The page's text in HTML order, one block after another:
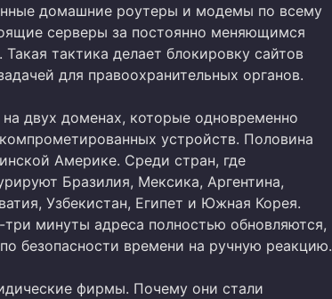
домашние роутеры и модемы по всему
серверы за постоянно меняющимся
тактика делает блокировку сайтов
для правоохранительных органов.
двух доменах, которые одновременно
устройств. Половина
Америке. Среди стран, где
Бразилия, Мексика, Аргентина,
Узбекистан, Египет и Южная Корея.
минуты адреса полностью обновляются,
безопасности времени на ручную реакцию.
фирмы. Почему они стали